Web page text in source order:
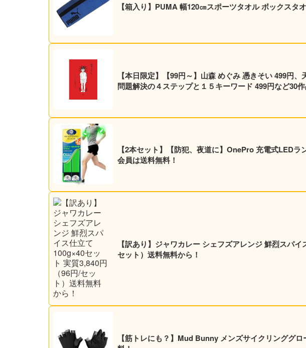
【箱入り】PUMA 幅120㎝スポーツタオル ボックスタ
【本日限定】【99円～】山森 めぐみ 憑きそい 499円
問題解決の４ステップと１５キーワード 499円など30
【2本セット】【防犯、夜道に】OnePro 充電式LED
会員は送料無料！
【訳あり】ジャワカレー シェフズアレンジ 鮮烈スパ
セット）送料無料から！
【筋トレにも？】Mud Bunny メンズサイクリンググ